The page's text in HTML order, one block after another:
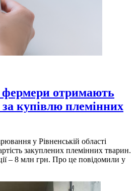
отримають
купівлю племінних
у Рівненській області
закуплених племінних тварин.
– 8 млн грн. Про це повідомили у